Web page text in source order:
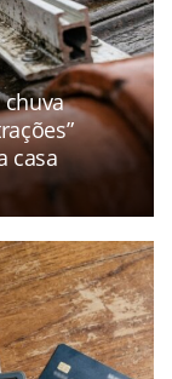
casa